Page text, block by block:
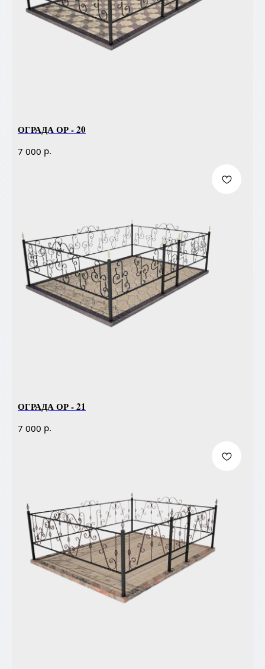
ОГРАДА ОР - 20
7 000 р.
ОГРАДА ОР - 21
7 000 р.